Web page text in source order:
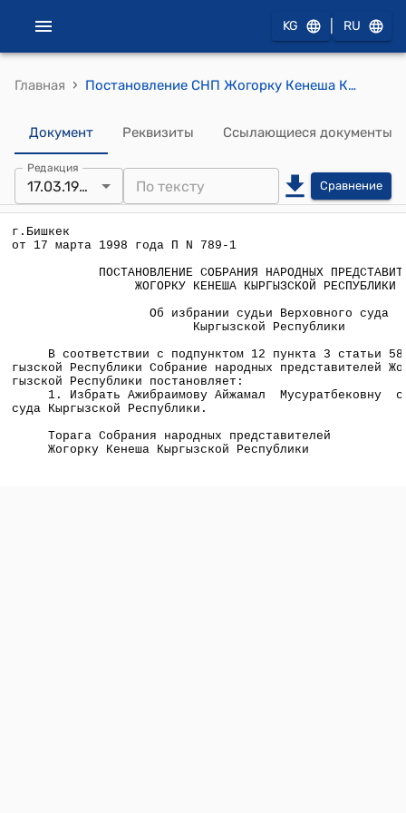
KG RU
Главная › Постановление СНП Жогорку Кенеша КР от 17 марта 1998 года П №789-1 "Об избрании судьи Верховного суда Кыргызской Республики"
Документ Реквизиты Ссылающиеся документы
Редакция
17.03.1998 Сравнение